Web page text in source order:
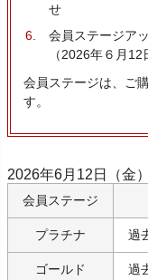
せ
会員ステージア
（2026年６月12
会員ステージは、ご
す。
2026年6月12日（金
会員ステージ
プラチナ 過
ゴールド 過